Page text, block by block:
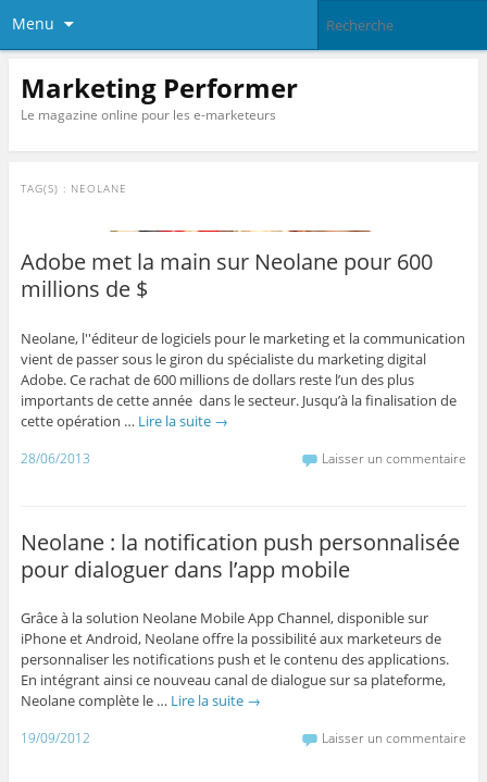
Menu
Marketing Performer
Le magazine online pour les e-marketeurs
TAG(S) : NEOLANE
Adobe met la main sur Neolane pour 600
millions de $
Neolane, l''éditeur de logiciels pour le marketing et la communication
vient de passer sous le giron du spécialiste du marketing digital
Adobe. Ce rachat de 600 millions de dollars reste l’un des plus
importants de cette année dans le secteur. Jusqu’à la finalisation de
cette opération … Lire la suite →
28/06/2013 Laisser un commentaire
Neolane : la notification push personnalisée
pour dialoguer dans l’app mobile
Grâce à la solution Neolane Mobile App Channel, disponible sur
iPhone et Android, Neolane offre la possibilité aux marketeurs de
personnaliser les notifications push et le contenu des applications.
En intégrant ainsi ce nouveau canal de dialogue sur sa plateforme,
Neolane complète le … Lire la suite →
19/09/2012 Laisser un commentaire